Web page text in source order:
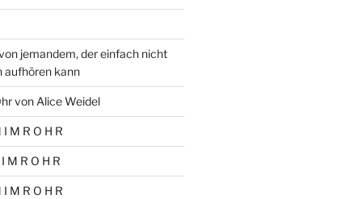
jemandem, der einfach nicht
aufhören kann
von Alice Weidel
I M R O H R
M R O H R
I M R O H R